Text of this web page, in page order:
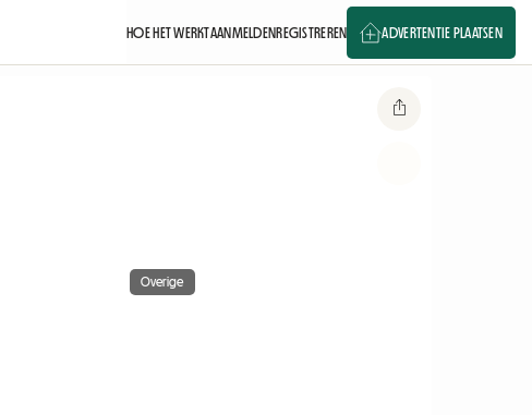
HOE HET WERKTAANMELDENREGISTREREN ADVERTENTIE PLAATSEN
Overige